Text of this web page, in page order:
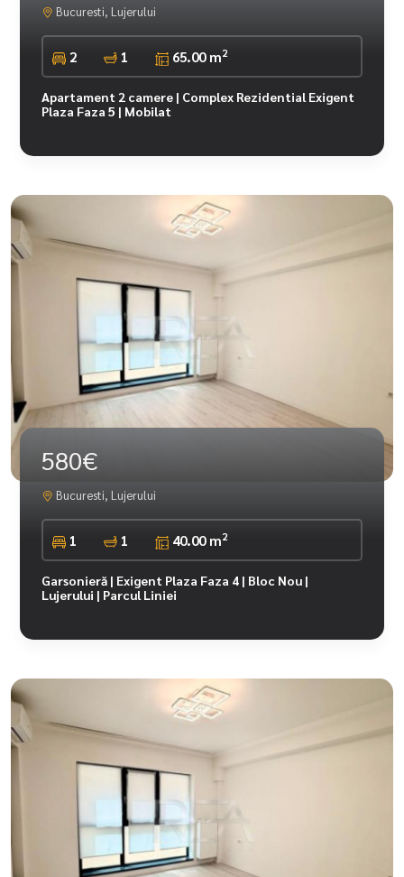
Bucuresti, Lujerului
2 1 65.00 m2
Apartament 2 camere | Complex Rezidential Exigent
Plaza Faza 5 | Mobilat
580€
Bucuresti, Lujerului
1 1 40.00 m2
Garsonieră | Exigent Plaza Faza 4 | Bloc Nou |
Lujerului | Parcul Liniei